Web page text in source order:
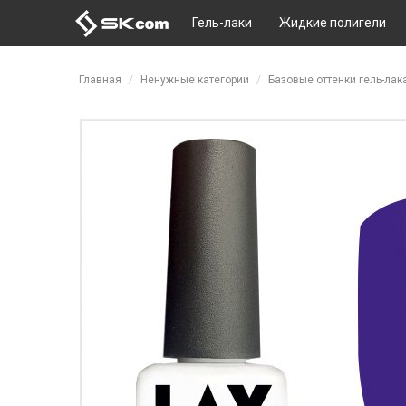
Гель-лаки Жидкие полигели
Главная Ненужные категории Базовые оттенки гель-